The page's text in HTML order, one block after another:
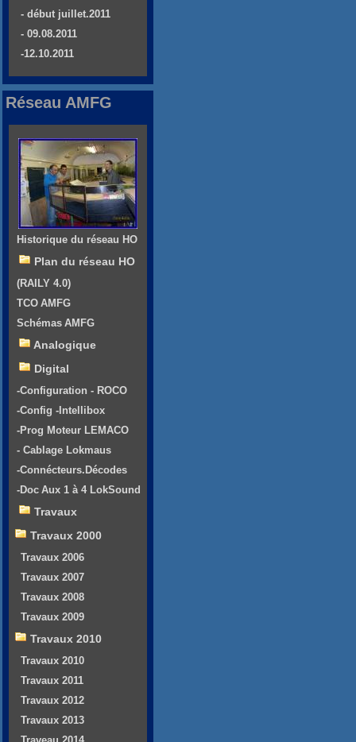
- début juillet.2011
- 09.08.2011
-12.10.2011
Réseau AMFG
Historique du réseau HO
Plan du réseau HO
(RAILY 4.0)
TCO AMFG
Schémas AMFG
Analogique
Digital
-Configuration - ROCO
-Config -Intellibox
-Prog Moteur LEMACO
- Cablage Lokmaus
-Connécteurs.Décodes
-Doc Aux 1 à 4 LokSound
Travaux
Travaux 2000
Travaux 2006
Travaux 2007
Travaux 2008
Travaux 2009
Travaux 2010
Travaux 2010
Travaux 2011
Travaux 2012
Travaux 2013